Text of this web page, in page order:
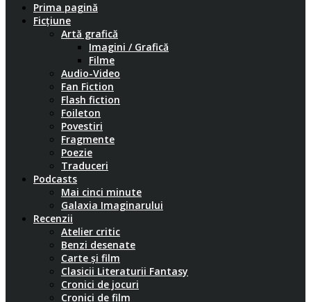
Prima pagină
Ficțiune
Artă grafică
Imagini / Grafică
Filme
Audio-Video
Fan Fiction
Flash fiction
Foileton
Povestiri
Fragmente
Poezie
Traduceri
Podcasts
Mai cinci minute
Galaxia Imaginarului
Recenzii
Atelier critic
Benzi desenate
Carte și film
Clasicii Literaturii Fantasy
Cronici de jocuri
Cronici de film